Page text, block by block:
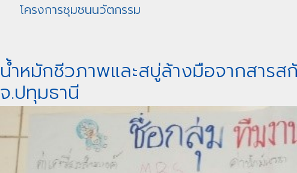
โครงการชุมชนนวัตกรรม
น้ำหมักชีวภาพและสบู่ล้างมือจากสาร
จ.ปทุมธานี